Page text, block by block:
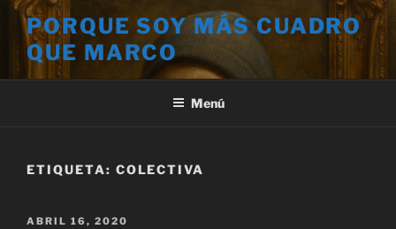
Saltar
contenido
PORQUE SOY MÁS CUADRO
QUE MARCO
Menú
ETIQUETA: COLECTIVA
PUBLICADO
ABRIL 16, 2020